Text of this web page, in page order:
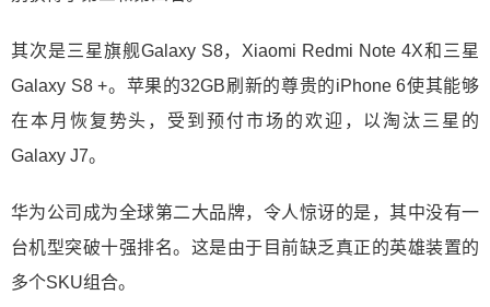
其次是三星旗舰Galaxy S8，Xiaomi Redmi Note 4X和三星
Galaxy S8 +。苹果的32GB刷新的尊贵的iPhone 6使其能够
在本月恢复势头，受到预付市场的欢迎，以淘汰三星的
Galaxy J7。
华为公司成为全球第二大品牌，令人惊讶的是，其中没有一
台机型突破十强排名。这是由于目前缺乏真正的英雄装置的
多个SKU组合。